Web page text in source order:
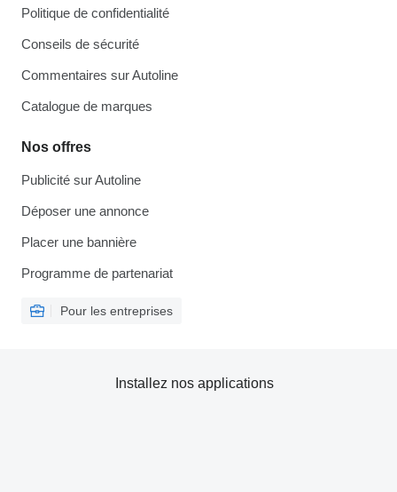
Politique de confidentialité
Conseils de sécurité
Commentaires sur Autoline
Catalogue de marques
Nos offres
Publicité sur Autoline
Déposer une annonce
Placer une bannière
Programme de partenariat
Pour les entreprises
Installez nos applications